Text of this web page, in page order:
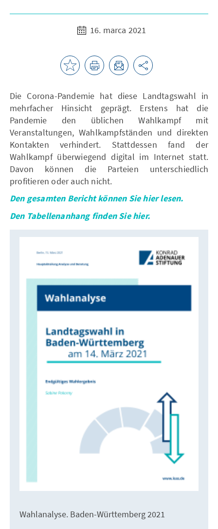
16. marca 2021
Die Corona-Pandemie hat diese Landtagswahl in
mehrfacher Hinsicht geprägt. Erstens hat die
Pandemie den üblichen Wahlkampf mit
Veranstaltungen, Wahlkampfständen und direkten
Kontakten verhindert. Stattdessen fand der
Wahlkampf überwiegend digital im Internet statt.
Davon können die Parteien unterschiedlich
profitieren oder auch nicht.
Den gesamten Bericht können Sie hier lesen.
Den Tabellenanhang finden Sie hier.
Wahlanalyse. Baden-Württemberg 2021